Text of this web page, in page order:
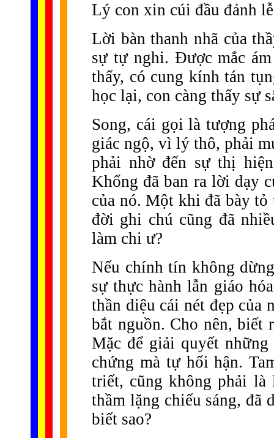
Lý con xin cúi đầu đảnh lễ
Lời bàn thanh nhã của
sự tự nghi. Được mắc
thấy, có cung kính tán
học lại, con càng thấy sự
Song, cái gọi là tượng
giác ngộ, vì lý thô, phải
phải nhờ đến sự thị
Khổng đã ban ra lời dạy
của nó. Một khi đã bày
đời ghi chú cũng đã
làm chi ư?
Nếu chính tín không
sự thực hành lẫn giáo
thần diệu cái nét đẹp của
bắt nguồn. Cho nên,
Mặc để giải quyết
chứng mà tự hối hận.
triết, cũng không phải
thầm lặng chiếu sáng, đã
biết sao?